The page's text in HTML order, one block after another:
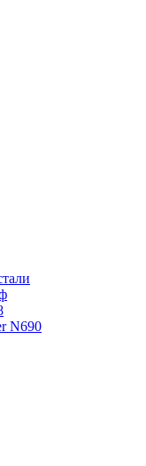
N690